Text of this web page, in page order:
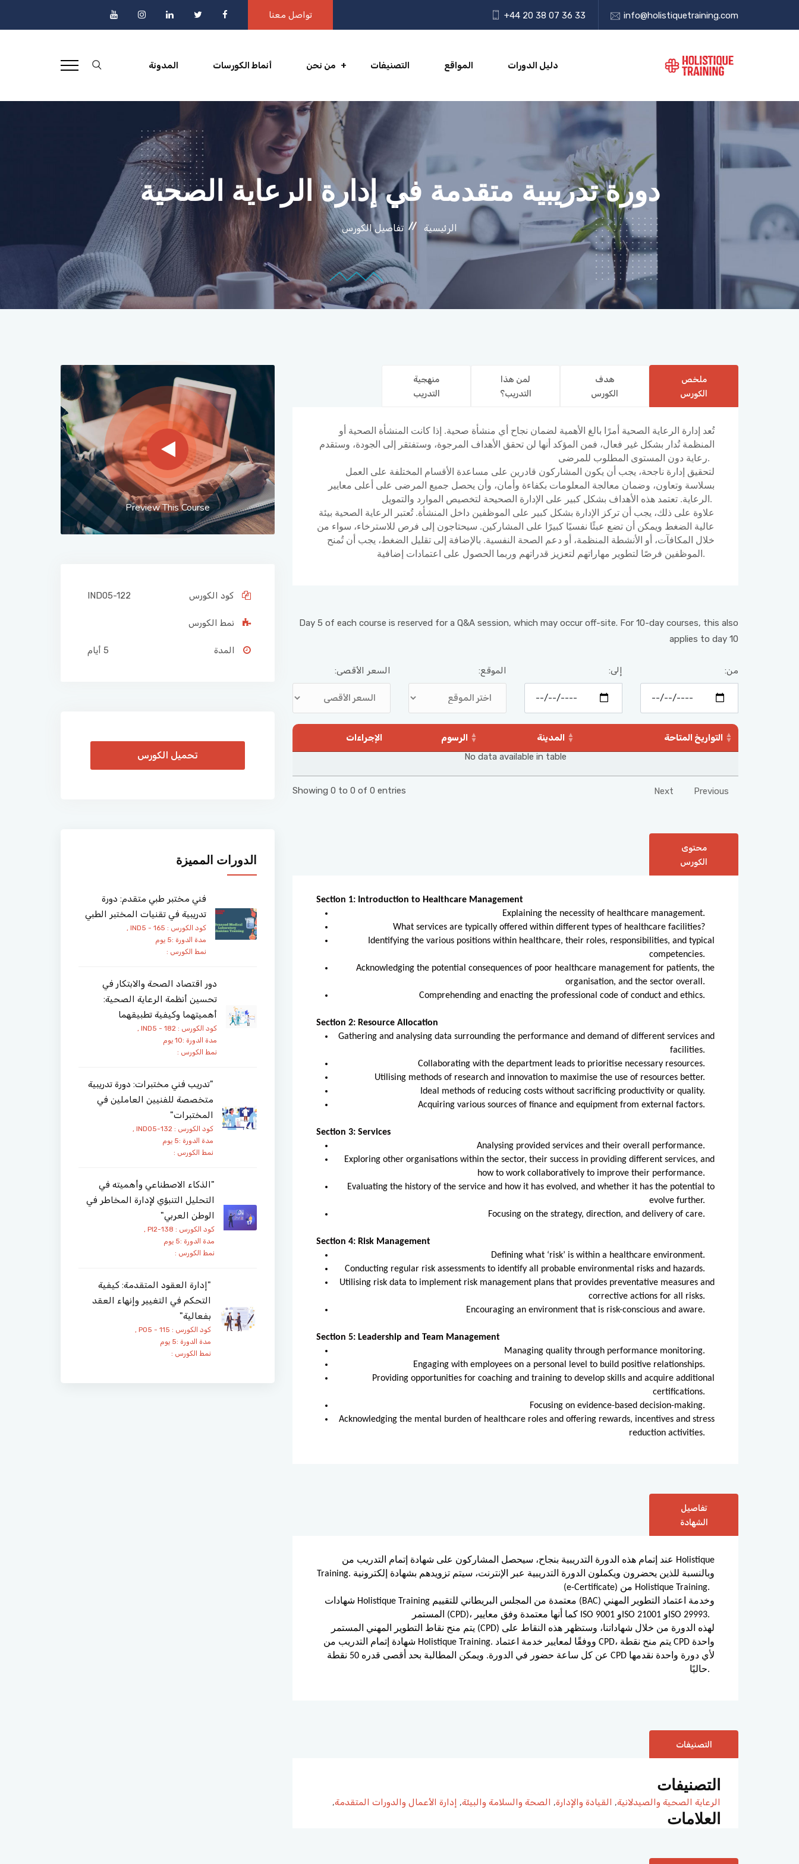
info@holistiquetraining.com
+44 20 38 07 36 33 تواصل معنا
دليل الدورات المواقع التصنيفات من نحن أنماط الكورسات المدونة
دورة تدريبية متقدمة في إدارة الرعاية الصحية
الرئيسية تفاصيل الكورس
ملخص
الكورس
هدف
الكورس
لمن هذا
التدريب؟
منهجية
التدريب
تُعد إدارة الرعاية الصحية أمرًا بالغ الأهمية لضمان نجاح أي منشأة صحية. إذا كانت المنشأة الصحية أو
المنظمة تُدار بشكل غير فعال، فمن المؤكد أنها لن تحقق الأهداف المرجوة، وستفتقر إلى الجودة، وستقدم
رعاية دون المستوى المطلوب للمرضى.
لتحقيق إدارة ناجحة، يجب أن يكون المشاركون قادرين على مساعدة الأقسام المختلفة على العمل
بسلاسة وتعاون، وضمان معالجة المعلومات بكفاءة وأمان، وأن يحصل جميع المرضى على أعلى معايير
الرعاية. تعتمد هذه الأهداف بشكل كبير على الإدارة الصحيحة لتخصيص الموارد والتمويل.
علاوة على ذلك، يجب أن تركز الإدارة بشكل كبير على الموظفين داخل المنشأة. تُعتبر الرعاية الصحية بيئة
عالية الضغط ويمكن أن تضع عبئًا نفسيًا كبيرًا على المشاركين. سيحتاجون إلى فرص للاسترخاء، سواء من
خلال المكافآت، أو الأنشطة المنظمة، أو دعم الصحة النفسية. بالإضافة إلى تقليل الضغط، يجب أن تُمنح
الموظفين فرصًا لتطوير مهاراتهم لتعزيز قدراتهم وربما الحصول على اعتمادات إضافية.
Day 5 of each course is reserved for a Q&A session, which may occur off-site. For 10-day courses, this also
applies to day 10
من: إلى: الموقع: السعر الأقصى:
التواريخ المتاحة المدينة الرسوم
الإجراءات
No data available in table
Showing 0 to 0 of 0 entries Previous
Next
محتوى
الكورس
Section 1: Introduction to Healthcare Management
Explaining the necessity of healthcare management.
What services are typically offered within different types of healthcare facilities?
Identifying the various positions within healthcare, their roles, responsibilities, and typical
competencies.
Acknowledging the potential consequences of poor healthcare management for patients, the
organisation, and the sector overall.
Comprehending and enacting the professional code of conduct and ethics.
Section 2: Resource Allocation
Gathering and analysing data surrounding the performance and demand of different services and
facilities.
Collaborating with the department leads to prioritise necessary resources.
Utilising methods of research and innovation to maximise the use of resources better.
Ideal methods of reducing costs without sacrificing productivity or quality.
Acquiring various sources of finance and equipment from external factors.
Section 3: Services
Analysing provided services and their overall performance.
Exploring other organisations within the sector, their success in providing different services, and
how to work collaboratively to improve their performance.
Evaluating the history of the service and how it has evolved, and whether it has the potential to
evolve further.
Focusing on the strategy, direction, and delivery of care.
Section 4: Risk Management
Defining what ‘risk’ is within a healthcare environment.
Conducting regular risk assessments to identify all probable environmental risks and hazards.
Utilising risk data to implement risk management plans that provides preventative measures and
corrective actions for all risks.
Encouraging an environment that is risk-conscious and aware.
Section 5: Leadership and Team Management
Managing quality through performance monitoring.
Engaging with employees on a personal level to build positive relationships.
Providing opportunities for coaching and training to develop skills and acquire additional
certifications.
Focusing on evidence-based decision-making.
Acknowledging the mental burden of healthcare roles and offering rewards, incentives and stress
reduction activities.
تفاصيل
الشهادة
عند إتمام هذه الدورة التدريبية بنجاح، سيحصل المشاركون على شهادة إتمام التدريب من Holistique
Training. وبالنسبة للذين يحضرون ويكملون الدورة التدريبية عبر الإنترنت، سيتم تزويدهم بشهادة إلكترونية
(e-Certificate) من Holistique Training.
شهادات Holistique Training معتمدة من المجلس البريطاني للتقييم (BAC) وخدمة اعتماد التطوير المهني
المستمر (CPD)، كما أنها معتمدة وفق معايير ISO 9001 وISO 21001 وISO 29993.
يتم منح نقاط التطوير المهني المستمر (CPD) لهذه الدورة من خلال شهاداتنا، وستظهر هذه النقاط على
شهادة إتمام التدريب من Holistique Training. ووفقًا لمعايير خدمة اعتماد CPD، يتم منح نقطة CPD واحدة
عن كل ساعة حضور في الدورة. ويمكن المطالبة بحد أقصى قدره 50 نقطة CPD لأي دورة واحدة نقدمها
حاليًا.
التصنيفات
التصنيفات
الرعاية الصحية والصيدلانية, القيادة والإدارة, الصحة والسلامة والبيئة, إدارة الأعمال والدورات المتقدمة,
العلامات
Preview This Course
كود الكورس IND05-122
نمط الكورس
المدة 5 أيام
تحميل الكورس
الدورات المميزة
فني مختبر طبي متقدم: دورة
تدريبية في تقنيات المختبر الطبي
كود الكورس : IND5 - 165 ,
مدة الدورة :5 يوم
نمط الكورس :
دور اقتصاد الصحة والابتكار في
تحسين أنظمة الرعاية الصحية:
أهميتهما وكيفية تطبيقهما
كود الكورس : IND5 - 182 ,
مدة الدورة :10 يوم
نمط الكورس :
"تدريب فني مختبرات: دورة تدريبية
متخصصة للفنيين العاملين في
المختبرات"
كود الكورس : IND05-132 ,
مدة الدورة :5 يوم
نمط الكورس :
"الذكاء الاصطناعي وأهميته في
التحليل التنبؤي لإدارة المخاطر في
الوطن العربي"
كود الكورس : PI2-138 ,
مدة الدورة :5 يوم
نمط الكورس :
"إدارة العقود المتقدمة: كيفية
التحكم في التغيير وإنهاء العقد
بفعالية"
كود الكورس : PO5 - 115 ,
مدة الدورة :5 يوم
نمط الكورس :